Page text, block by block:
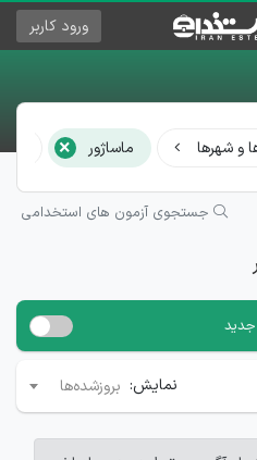
ورود کاربر
و شهرها ماساژور ×
جستجوی آزمون های استخدامی
نمایش: بروزشده‌ها